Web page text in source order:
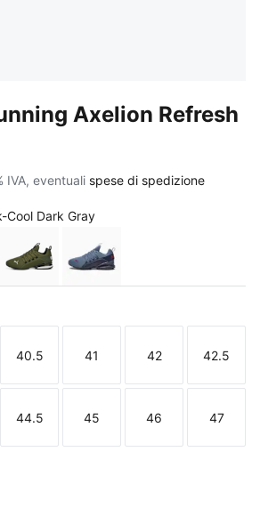
Axelion Refresh
IVA, eventuali spese di spedizione
Cool Dark Gray
Dark Gray
Black-Cool Dark Gray-PUMA Red
Green Moss-PUMA Black-Feather
PUMA Navy-Inky Blue-
Taglia
40.5
Taglia
41
Taglia
42
Taglia
42.5
Taglia
44.5
Taglia
45
Taglia
46
Taglia
47